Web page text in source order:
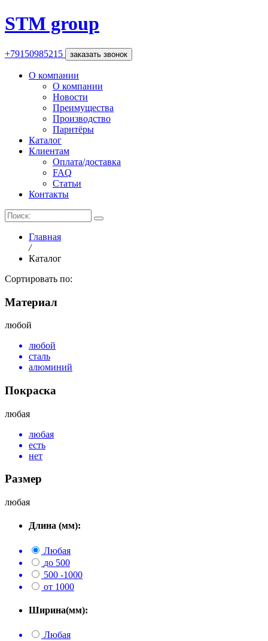
STM group
+79150985215 заказать звонок
О компании
О компании
Новости
Преимущества
Производство
Парнтёры
Каталог
Клиентам
Оплата/доставка
FAQ
Статьи
Контакты
Главная
Каталог
Сортировать по:
Материал
любой
любой
сталь
алюминий
Покраска
любая
любая
есть
нет
Размер
любая
Длина (мм):
Любая
до 500
500 -1000
от 1000
Ширина(мм):
Любая